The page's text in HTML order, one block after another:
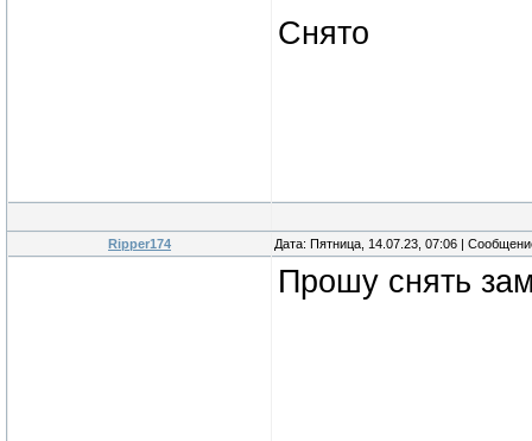
Снято
Ripper174 Дата: Пятница, 14.07.23, 07:06 |
Прошу снять